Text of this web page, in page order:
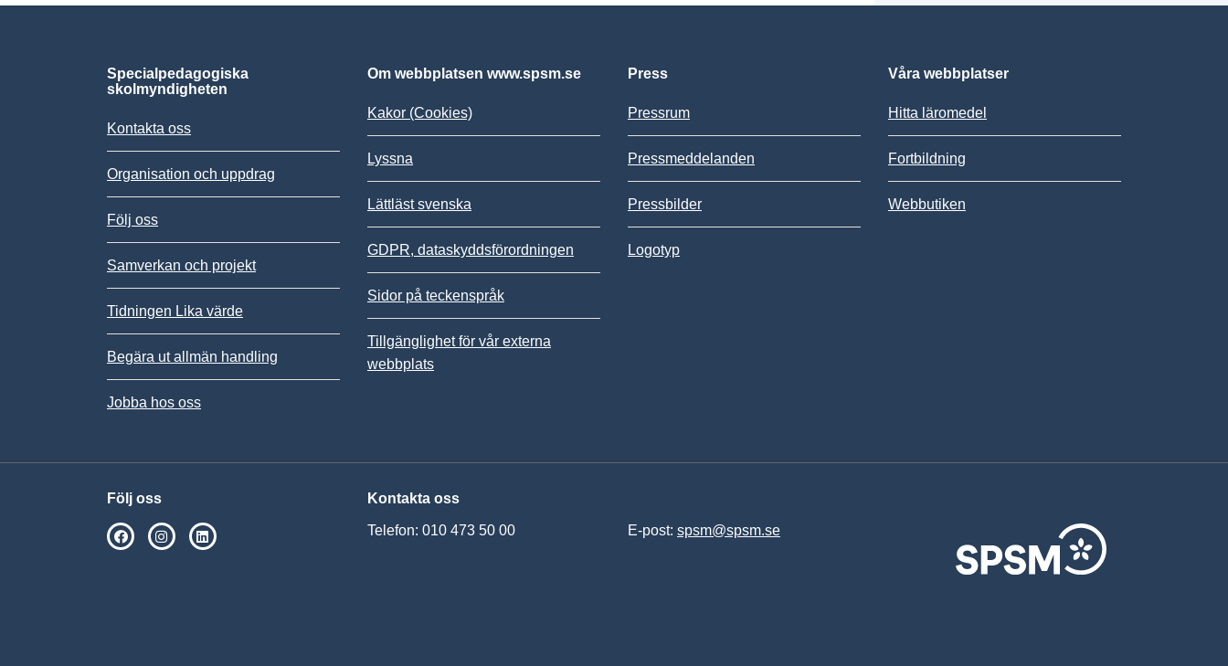
Specialpedagogiska
skolmyndigheten
Kontakta oss
Organisation och uppdrag
Följ oss
Samverkan och projekt
Tidningen Lika värde
Begära ut allmän handling
Jobba hos oss
Om webbplatsen www.spsm.se
Kakor (Cookies)
Lyssna
Lättläst svenska
GDPR, dataskyddsförordningen
Sidor på teckenspråk
Tillgänglighet för vår externa
webbplats
Press
Pressrum
Pressmeddelanden
Pressbilder
Logotyp
Våra webbplatser
Hitta läromedel
Fortbildning
Webbutiken
Följ oss
SPSM på Facebook
SPSM på Instagram
Kontakta oss
Telefon: 010 473 50 00 E-post: spsm@spsm.se